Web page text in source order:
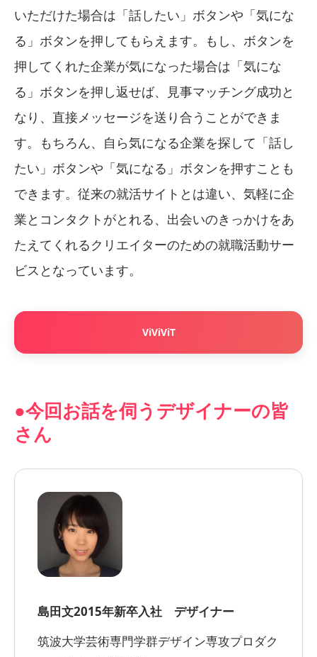
いただけた場合は「話したい」ボタンや「気にな
る」ボタンを押してもらえます。もし、ボタンを
押してくれた企業が気になった場合は「気にな
る」ボタンを押し返せば、見事マッチング成功と
なり、直接メッセージを送り合うことができま
す。もちろん、自ら気になる企業を探して「話し
たい」ボタンや「気になる」ボタンを押すことも
できます。従来の就活サイトとは違い、気軽に企
業とコンタクトがとれる、出会いのきっかけをあ
たえてくれるクリエイターのための就職活動サー
ビスとなっています。
ViViViT
●今回お話を伺うデザイナーの皆
さん
島田文2015年新卒入社 デザイナー
筑波大学芸術専門学群デザイン専攻プロダク